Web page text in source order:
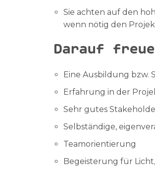
Sie achten auf den
wenn nötig den
Darauf
Eine Ausbildung bzw.
Erfahrung in der
Sehr gutes
Selbständige,
Teamorientierung
Begeisterung für